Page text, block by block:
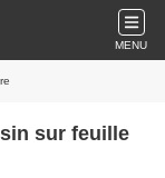
MENU
sur feuille